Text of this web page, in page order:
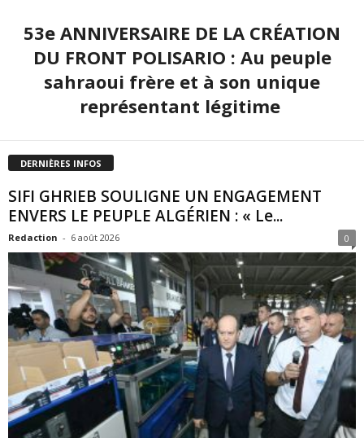
53e ANNIVERSAIRE DE LA CRÉATION
DU FRONT POLISARIO : Au peuple
sahraoui frère et à son unique
représentant légitime
DERNIÈRES INFOS
SIFI GHRIEB SOULIGNE UN ENGAGEMENT
ENVERS LE PEUPLE ALGÉRIEN : « Le...
Redaction - 6 août 2026 0